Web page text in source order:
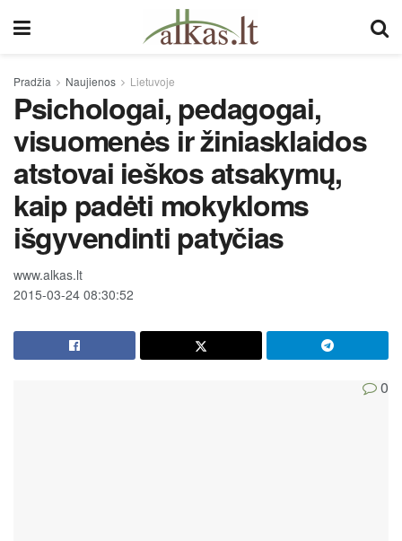
Pradžia Naujienos Lietuvoje
Psichologai, pedagogai,
visuomenės ir žiniasklaidos
atstovai ieškos atsakymų,
kaip padėti mokykloms
išgyvendinti patyčias
www.alkas.lt
2015-03-24 08:30:52
0